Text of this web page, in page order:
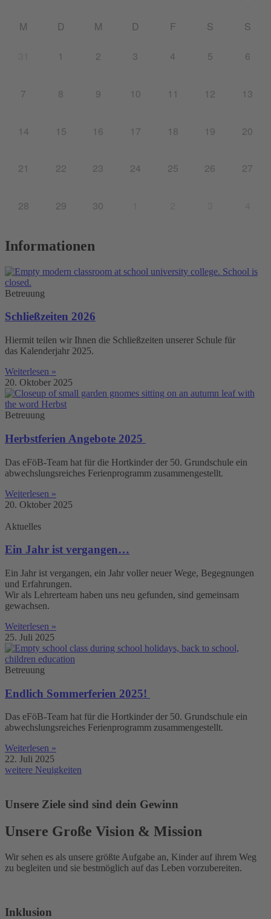
M D M D F S S
1 2 3 4 5 6
7 8 9 10 11 12 13
14 15 16 17 18 19 20
21 22 23 24 25 26 27
28 29 30
Informationen
Betreuung
Schließzeiten 2026
Hiermit teilen wir Ihnen die Schließzeiten unserer Schule für
das Kalenderjahr 2025.
Weiterlesen »
20. Oktober 2025
Betreuung
Herbstferien Angebote 2025
Das eFöB-Team hat für die Hortkinder der 50. Grundschule ein
abwechslungsreiches Ferienprogramm zusammengestellt.
Weiterlesen »
20. Oktober 2025
Aktuelles
Ein Jahr ist vergangen…
Ein Jahr ist vergangen, ein Jahr voller neuer Wege, Begegnungen
und Erfahrungen.
Wir als Lehrerteam haben uns neu gefunden, sind gemeinsam
gewachsen.
Weiterlesen »
25. Juli 2025
Betreuung
Endlich Sommerferien 2025!
Das eFöB-Team hat für die Hortkinder der 50. Grundschule ein
abwechslungsreiches Ferienprogramm zusammengestellt.
Weiterlesen »
22. Juli 2025
weitere Neuigkeiten
Unsere Ziele sind sind dein Gewinn
Unsere Große Vision & Mission
Wir sehen es als unsere größte Aufgabe an, Kinder auf ihrem Weg
zu begleiten und sie bestmöglich auf das Leben vorzubereiten.
Inklusion